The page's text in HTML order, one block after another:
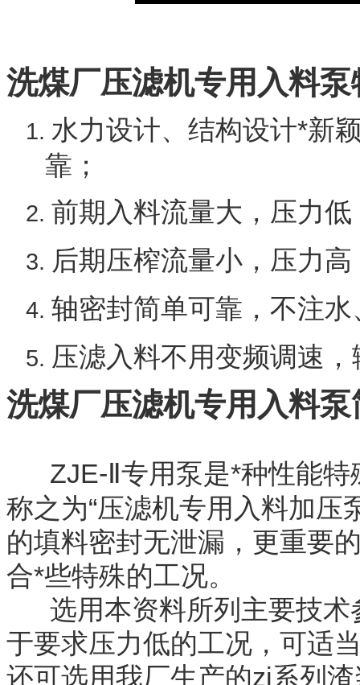
洗煤厂压滤机专用入料泵
1. 水力设计、结构设计*新
靠；
2. 前期入料流量大，压力低
3. 后期压榨流量小，压力高
4. 轴密封简单可靠，不注
5. 压滤入料不用变频调速
洗煤厂压滤机专用入料泵
ZJE- 专用泵是*种性能
称之为“压滤机专用入料加压
的填料密封无泄漏，更重要
合*些特殊的工况。
选用本资料所列主要技术
于要求压力低的工况，可适
还可选用我厂生产的zj系列